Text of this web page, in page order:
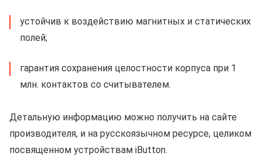
устойчив к воздействию магнитных и статических
полей;
гарантия сохранения целостности корпуса при 1
млн. контактов со считывателем.
Детальную информацию можно получить на сайте
производителя, и на русскоязычном ресурсе, целиком
посвященном устройствам iButton.